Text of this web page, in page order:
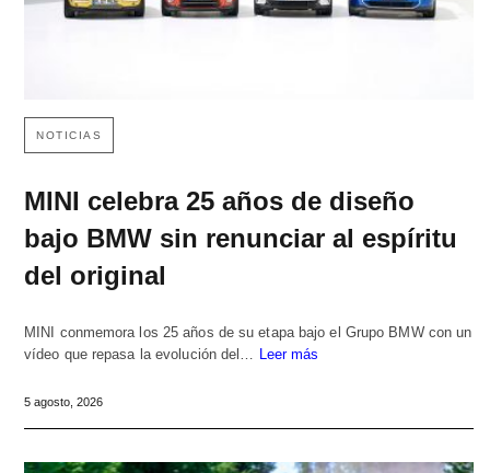
NOTICIAS
MINI celebra 25 años de diseño
bajo BMW sin renunciar al espíritu
del original
MINI conmemora los 25 años de su etapa bajo el Grupo BMW con un
vídeo que repasa la evolución del… Leer más
5 agosto, 2026